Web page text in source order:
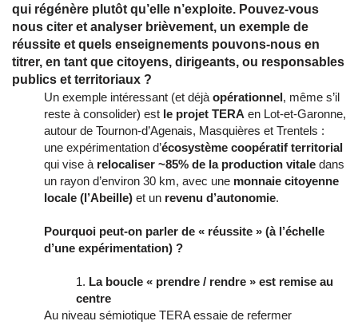
qui régénère plutôt qu’elle n’exploite. Pouvez-vous
nous citer et analyser brièvement, un exemple de
réussite et quels enseignements pouvons-nous en
titrer, en tant que citoyens, dirigeants, ou responsables
publics et territoriaux ?
Un exemple intéressant (et déjà opérationnel, même s’il
reste à consolider) est le projet TERA en Lot-et-Garonne,
autour de Tournon-d’Agenais, Masquières et Trentels :
une expérimentation d’écosystème coopératif territorial
qui vise à relocaliser ~85% de la production vitale dans
un rayon d’environ 30 km, avec une monnaie citoyenne
locale (l’Abeille) et un revenu d’autonomie.
Pourquoi peut-on parler de « réussite » (à l’échelle
d’une expérimentation) ?
La boucle « prendre / rendre » est remise au
centre
Au niveau sémiotique TERA essaie de refermer